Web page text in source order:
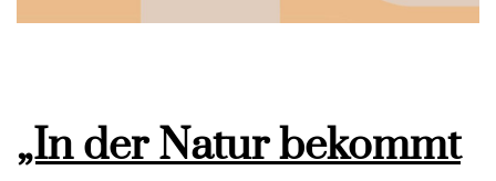
„In der Natur bekommt